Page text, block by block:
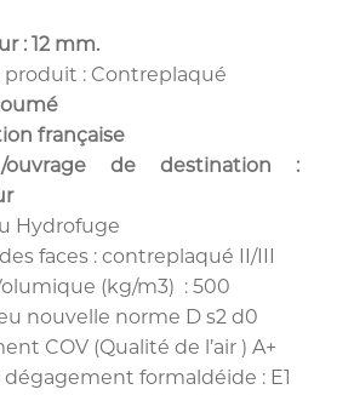
: 12 mm.
produit : Contreplaqué
française
ouvrage de destination :
Hydrofuge
faces : contreplaqué II/III
(kg/m3) : 500
nouvelle norme D s2 d0
COV (Qualité de l’air ) A+
dégagement formaldéide : E1